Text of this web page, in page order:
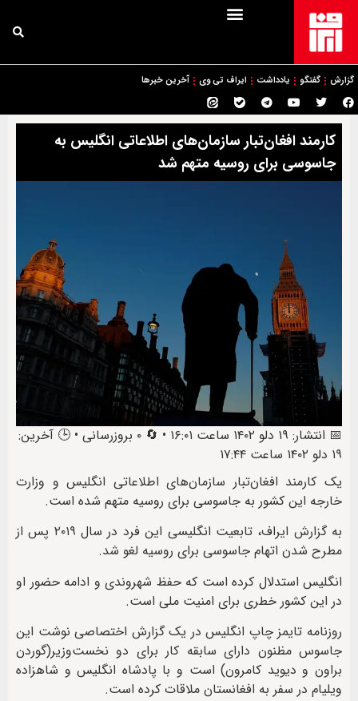
گزارش گفتگو یادداشت ایراف تی وی آخرین خبرها
کارمند افغان‌تبار سازمان‌های اطلاعاتی انگلیس به
جاسوسی برای روسیه متهم شد
📅 انتشار: ۱۹ دلو ۱۴۰۲ ساعت ۱۶:۰۱ • 🔄 ۰ بروزرسانی • 🕒 آخرین:
۱۹ دلو ۱۴۰۲ ساعت ۱۷:۴۴
یک کارمند افغان‌تبار سازمان‌های اطلاعاتی انگلیس و وزارت
خارجه این کشور به جاسوسی برای روسیه متهم شده است.
به گزارش ایراف، تابعیت انگلیسی این فرد در سال ۲۰۱۹ پس از
مطرح شدن اتهام جاسوسی برای روسیه لغو شد.
انگلیس استدلال کرده است که حفظ شهروندی و ادامه حضور او
در این کشور خطری برای امنیت ملی است.
روزنامه تایمز چاپ انگلیس در یک گزارش اختصاصی نوشت این
جاسوس مظنون دارای سابقه کار برای دو نخست‌وزیر(گوردن
براون و دیوید کامرون) است و با پادشاه انگلیس و شاهزاده
ویلیام در سفر به افغانستان ملاقات کرده است.